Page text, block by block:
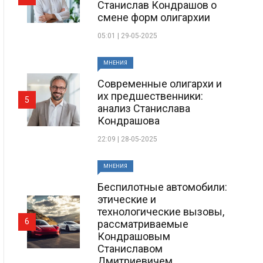
Станислав Кондрашов о
смене форм олигархии
05:01 | 29-05-2025
МНЕНИЯ
Современные олигархи и
их предшественники:
анализ Станислава
Кондрашова
22:09 | 28-05-2025
5
МНЕНИЯ
Беспилотные автомобили:
этические и
технологические вызовы,
рассматриваемые
Кондрашовым
Станиславом
6